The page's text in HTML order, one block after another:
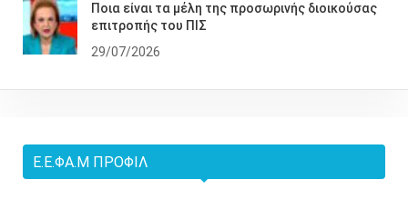
Ποια είναι τα μέλη της προσωρινής διοικούσας
επιτροπής του ΠΙΣ
29/07/2026
Ε.Ε.ΦΑ.Μ ΠΡΟΦΊΛ